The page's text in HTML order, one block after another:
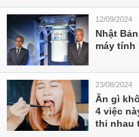
12/09/2024
Nhật
máy
23/08/2024
Ăn gì
4 việc
thi nhau